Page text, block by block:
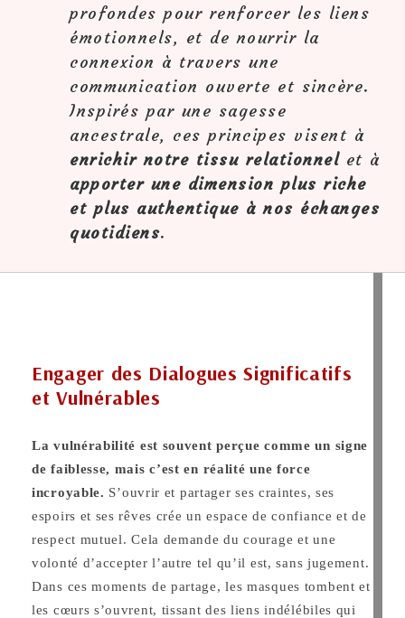
profondes pour renforcer les liens
émotionnels, et de nourrir la
connexion à travers une
communication ouverte et sincère.
Inspirés par une sagesse
ancestrale, ces principes visent à
enrichir notre tissu relationnelet à
apporter une dimension plus riche
et plus authentique à nos échanges
quotidiens.
Engager des Dialogues Significatifs
et Vulnérables
La vulnérabilité est souvent perçue comme un signe
de faiblesse, mais c’est en réalité une force
incroyable. S’ouvrir et partager ses craintes, ses
espoirs et ses rêves crée un espace de confiance et de
respect mutuel. Cela demande du courage et une
volonté d’accepter l’autre tel qu’il est, sans jugement.
Dans ces moments de partage, les masques tombent et
les cœurs s’ouvrent, tissant des liens indélébiles qui